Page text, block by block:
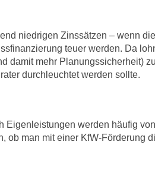
niedrigen Zinssätzen – wenn
teuer werden. Da
damit mehr Planungssicherheit)
durchleuchtet werden sollte.
Eigenleistungen werden häufig
ob man mit einer KfW-Förderung